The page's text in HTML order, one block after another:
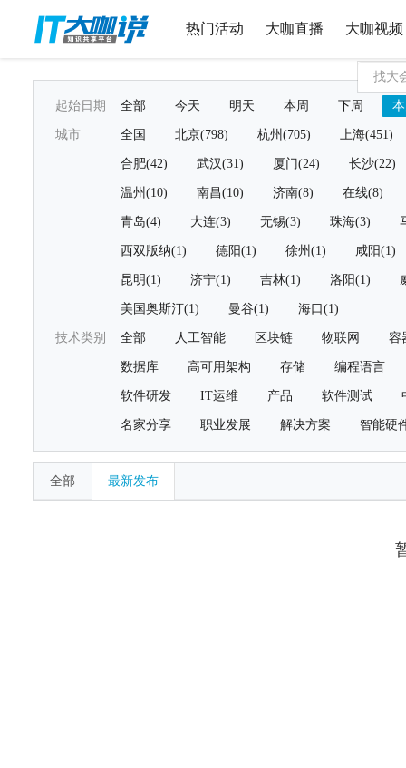
热门活动 大咖直播 大咖视频
起始日期 全部 今天 明天 本周 下周
城市 全国 北京(798) 杭州(705) 上海(451)
合肥(42) 武汉(31) 厦门(24) 长沙(22)
温州(10) 南昌(10) 济南(8) 在线(8)
青岛(4) 大连(3) 无锡(3) 珠海(3)
西双版纳(1) 德阳(1) 徐州(1) 咸阳(1)
昆明(1) 济宁(1) 吉林(1) 洛阳(1)
美国奥斯汀(1) 曼谷(1) 海口(1)
技术类别 全部 人工智能 区块链 物联网 容
数据库 高可用架构 存储 编程语言
软件研发 IT运维 产品 软件测试
名家分享 职业发展 解决方案 智能硬
全部 最新发布